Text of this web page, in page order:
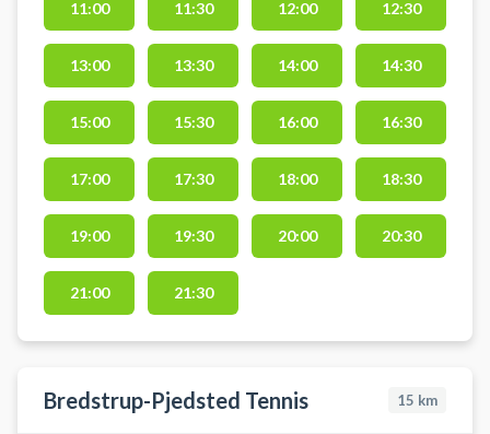
11:00 11:30 12:00 12:30
13:00 13:30 14:00 14:30
15:00 15:30 16:00 16:30
17:00 17:30 18:00 18:30
19:00 19:30 20:00 20:30
21:00 21:30
Bredstrup-Pjedsted Tennis 15 km